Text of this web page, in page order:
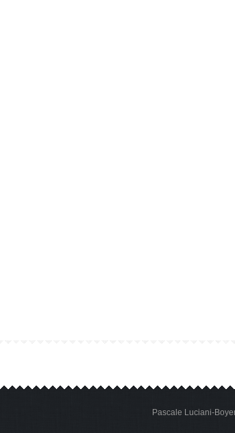
Pascale Luciani-